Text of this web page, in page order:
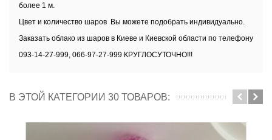
более 1 м.
Цвет и количество шаров Вы можете подобрать индивидуально.
Заказать облако из шаров в Киеве и Киевской области по телефону
093-14-27-999, 066-97-27-999 КРУГЛОСУТОЧНО!!!
В ЭТОЙ КАТЕГОРИИ 30 ТОВАРОВ: